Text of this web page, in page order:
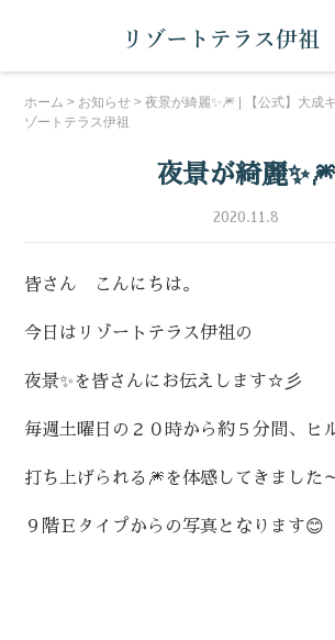
ホーム > お知らせ > 夜景が綺麗✨🎆 | 【公式】大成
ゾートテラス伊祖
夜景が綺麗✨🎆
2020.11.8
皆さん こんにちは。
今日はリゾートテラス伊祖の
夜景✨を皆さんにお伝えします☆彡
毎週土曜日の２０時から約５分間、ヒ
打ち上げられる🎆を体感してきました
９階Ｅタイプからの写真となります😊